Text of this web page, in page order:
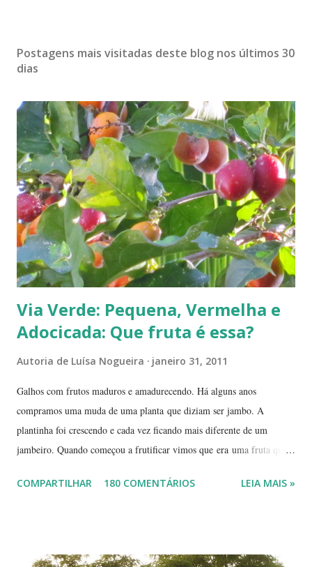
Postagens mais visitadas deste blog nos últimos 30
dias
Via Verde: Pequena, Vermelha e
Adocicada: Que fruta é essa?
Autoria de Luísa Nogueira janeiro 31, 2011
Galhos com frutos maduros e amadurecendo. Há alguns anos
compramos uma muda de uma planta que diziam ser jambo. A
plantinha foi crescendo e cada vez ficando mais diferente de um
jambeiro. Quando começou a frutificar vimos que era uma fruta que
pequena, tem mais ou menos um quarto do tamanho de um jambo,
COMPARTILHAR 180 COMENTÁRIOS LEIA MAIS »